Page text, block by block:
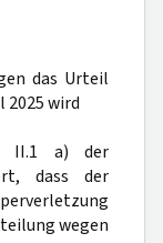
das Urteil
2025 wird
II.1 a) der
dass der
wegen